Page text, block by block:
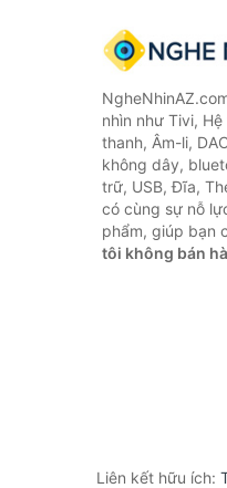
nhìn như Tivi,
thanh, Âm-li,
không dây,
trữ, USB, Đĩa,
có cùng sự nỗ
phẩm, giúp bạn
tôi không bán
Liên kết hữu ích: